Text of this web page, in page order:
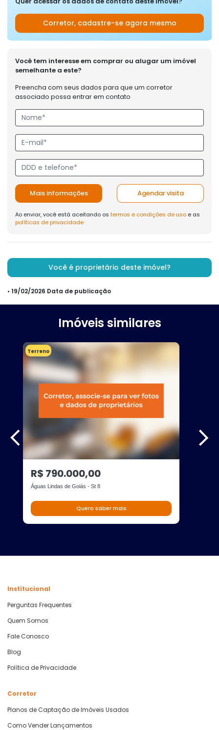
Corretor, cadastre-se agora mesmo
Você tem interesse em comprar ou alugar um imóvel
semelhante a este?
Preencha com seus dados para que um corretor
associado possa entrar em contato
Mais informações Agendar visita
Ao enviar, você está aceitando os termos e condições de uso e as
políticas de privacidade
Você é proprietário deste imóvel?
• 19/02/2026 Data de publicação
Imóveis similares
Terreno
R$ 790.000,00
Águas Lindas de Goiás - St 8
Quero saber mais
Institucional
Perguntas Frequentes
Quem Somos
Fale Conosco
Blog
Política de Privacidade
Corretor
Planos de Captação de Imóveis Usados
Como Vender Lançamentos